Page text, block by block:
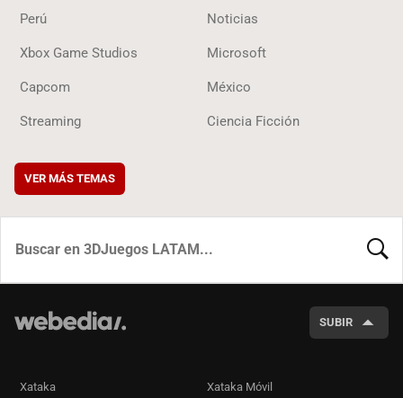
Perú Noticias
Xbox Game Studios Microsoft
Capcom México
Streaming Ciencia Ficción
VER MÁS TEMAS
SUBIR
Xataka Xataka Móvil